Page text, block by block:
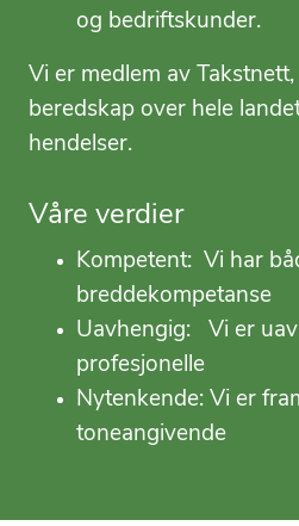
og bedriftskunder.
Vi er medlem av
beredskap over hele
hendelser.
Våre verdier
Kompetent: Vi har
breddekompetanse
Uavhengig: Vi er
profesjonelle
Nytenkende: Vi er
toneangivende